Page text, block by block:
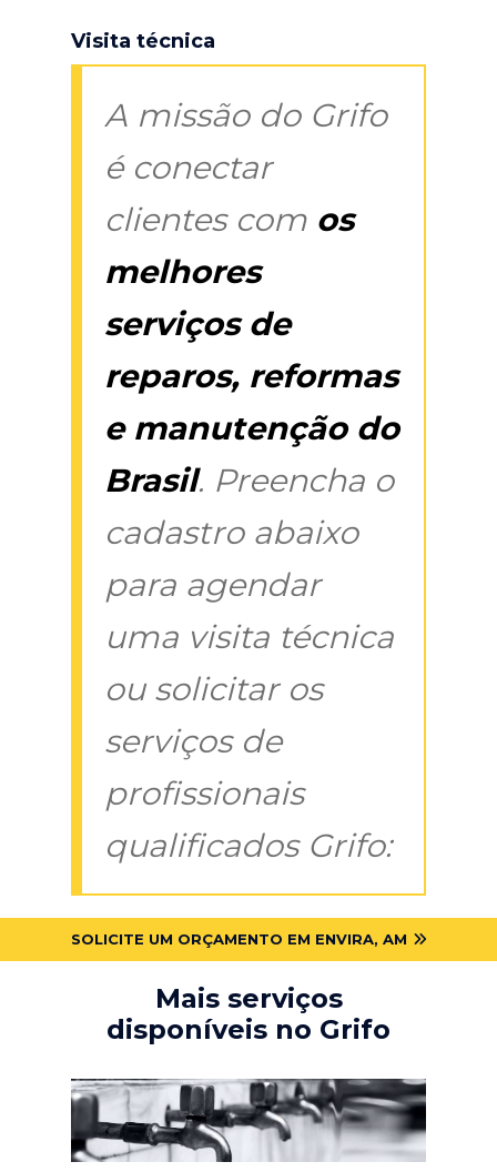
Visita técnica
A missão do Grifo
é conectar
clientes com os
melhores
serviços de
reparos, reformas
e manutenção do
Brasil. Preencha o
cadastro abaixo
para agendar
uma visita técnica
ou solicitar os
serviços de
profissionais
qualificados Grifo:
SOLICITE UM ORÇAMENTO EM ENVIRA, AM
Mais serviços
disponíveis no Grifo